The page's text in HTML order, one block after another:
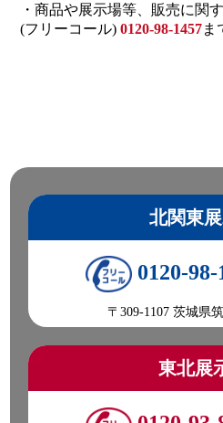
・商品や展示場等、販売に関
(フリーコール) 0120-98-1457ま
北関東
0120-98-
〒309-1107 茨城県
東北展